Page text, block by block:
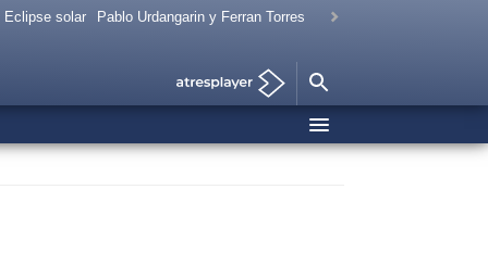
Eclipse solar Pablo Urdangarin y Ferran Torres